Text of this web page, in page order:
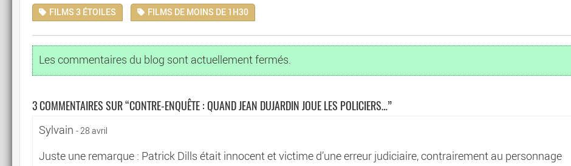
FILMS 3 ÉTOILES FILMS DE MOINS DE 1H30
Les commentaires du blog sont actuellement fermés.
3 COMMENTAIRES SUR “CONTRE-ENQUÊTE : QUAND JEAN DUJARDIN JOUE LES POLICIERS…”
Sylvain - 28 avril
Juste une remarque : Patrick Dills était innocent et victime d’une erreur judiciaire, contrairement au personnage